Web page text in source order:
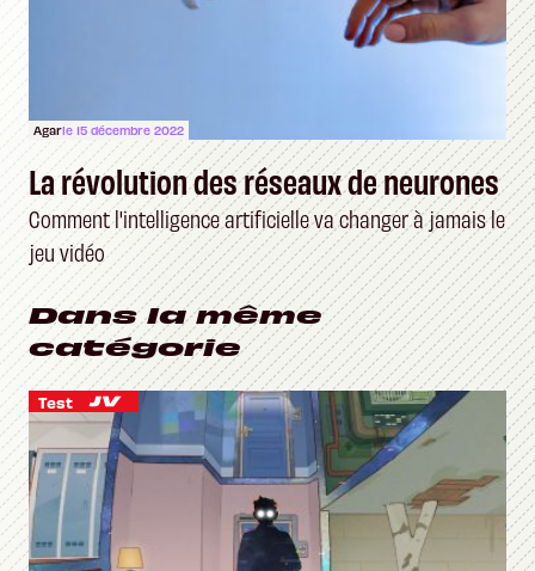
Agarle 15 décembre 2022
La révolution des réseaux de neurones
Comment l'intelligence artificielle va changer à jamais le
jeu vidéo
Dans la même
catégorie
Test